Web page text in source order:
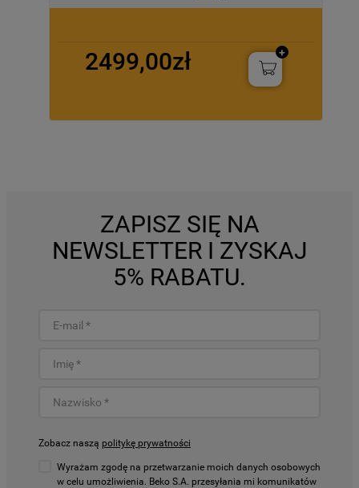
2499,00zł
ZAPISZ SIĘ NA
NEWSLETTER I ZYSKAJ
5% RABATU.
Zobacz naszą politykę prywatności
Wyrażam zgodę na przetwarzanie moich danych osobowych
w celu umożliwienia. Beko S.A. przesyłania mi komunikatów